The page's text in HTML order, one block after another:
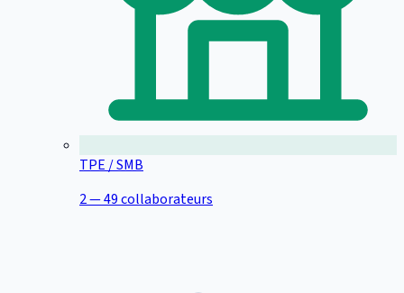
TPE / SMB
2 — 49 collaborateurs